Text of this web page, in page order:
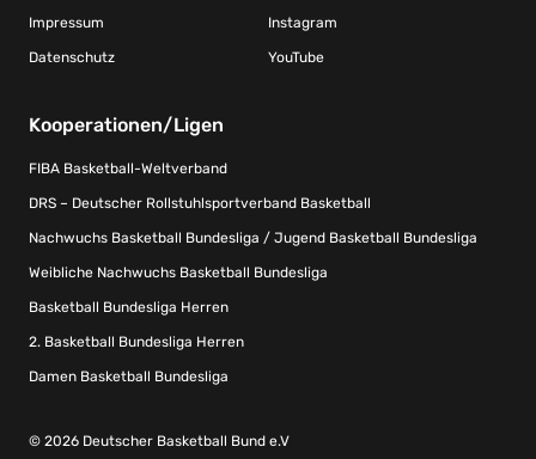
Impressum
Datenschutz
Instagram
YouTube
Kooperationen/Ligen
FIBA Basketball-Weltverband
DRS – Deutscher Rollstuhlsportverband Basketball
Nachwuchs Basketball Bundesliga / Jugend Basketball Bundesliga
Weibliche Nachwuchs Basketball Bundesliga
Basketball Bundesliga Herren
2. Basketball Bundesliga Herren
Damen Basketball Bundesliga
© 2026 Deutscher Basketball Bund e.V